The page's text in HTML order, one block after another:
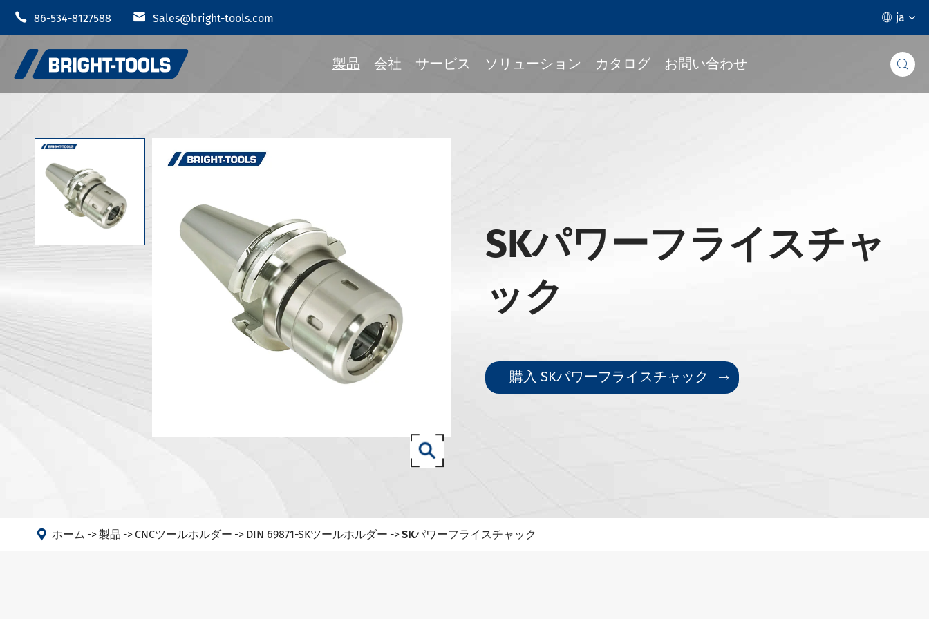
 86-534-8127588  Sales@bright-tools.com  ja
製品
CNCツールホルダー
静的および駆动ツール
ボーリングツール
反振動
Shrink Fitツールホルダー
JIS B 6339-BTツールホルダー
JIS B 6339-BBTツールホルダー
JIS B 6339-NBTツールホルダー
DIN 69871-SKツールホルダー
DIN 69871-ISOツールホルダー
ANSI B5.50 SCAT/CATツールホルダー
DIN 69893 (ISO 12164) HSK-Aツールホルダー
DIN 69893 (ISO 12164) HSK-Fツールホルダー
DIN69893 (ISO12164-1)-HSK-Tツールホルダー
会社 サービス ソリューション カタログ お問い合わせ 
SKパワーフライスチャ
ック
購入 SKパワーフライスチャック 
 ホーム 製品 CNCツールホルダー DIN 69871-SKツールホルダー SKパワーフライスチャック